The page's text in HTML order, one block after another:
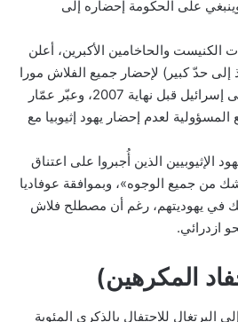
وينبغي على الحكومة إحضاره إلى
توصيات الكنيست والحاخامين الأكبرين، أعلن
حدّ كبير) لإحضار جميع الفلاش مورا
– قرابة 18,000 شخص – إلى إسرائيل قبل نهاية 2007، وعبّر عمّار
المسؤولية لعدم إحضار يهود إثيوبيا مع
الإثيوبيين الذين أُجبروا على اعتناق
من جميع الوجوه»، وبموافقة عوفاديا
في يهوديتهم، رغم أن مصطلح فلاش
ازدرائي.
المكرهين)
عمّار إلى البرتغال للاحتفال بالذكرى المئوية